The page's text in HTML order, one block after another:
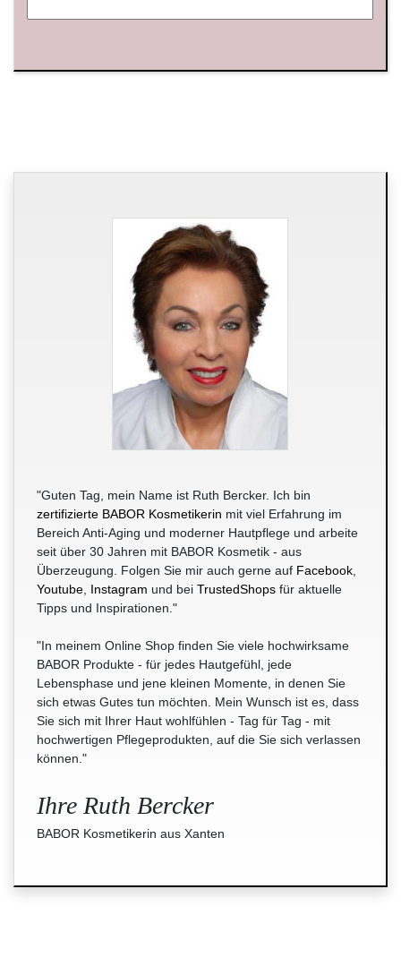
"Guten Tag, mein Name ist Ruth Bercker. Ich bin
zertifizierte BABOR Kosmetikerin mit viel Erfahrung im
Bereich Anti-Aging und moderner Hautpflege und arbeite
seit über 30 Jahren mit BABOR Kosmetik - aus
Überzeugung. Folgen Sie mir auch gerne auf Facebook
Youtube Instagram und bei TrustedShops für aktuelle
Tipps und Inspirationen."
"In meinem Online Shop finden Sie viele hochwirksame
BABOR Produkte - für jedes Hautgefühl, jede
Lebensphase und jene kleinen Momente, in denen Sie
sich etwas Gutes tun möchten. Mein Wunsch ist es, dass
Sie sich mit Ihrer Haut wohlfühlen - Tag für Tag - mit
hochwertigen Pflegeprodukten, auf die Sie sich verlassen
können."
Ihre Ruth Bercker
BABOR Kosmetikerin aus Xanten